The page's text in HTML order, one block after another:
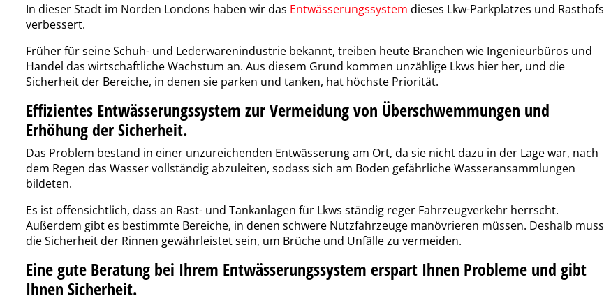
In dieser Stadt im Norden Londons haben wir das Entwässerungssystem dieses Lkw-Parkplatzes und Rasthofs
verbessert.
Früher für seine Schuh- und Lederwarenindustrie bekannt, treiben heute Branchen wie Ingenieurbüros und
Handel das wirtschaftliche Wachstum an. Aus diesem Grund kommen unzählige Lkws hier her, und die
Sicherheit der Bereiche, in denen sie parken und tanken, hat höchste Priorität.
Effizientes Entwässerungssystem zur Vermeidung von Überschwemmungen und
Erhöhung der Sicherheit.
Das Problem bestand in einer unzureichenden Entwässerung am Ort, da sie nicht dazu in der Lage war, nach
dem Regen das Wasser vollständig abzuleiten, sodass sich am Boden gefährliche Wasseransammlungen
bildeten.
Es ist offensichtlich, dass an Rast- und Tankanlagen für Lkws ständig reger Fahrzeugverkehr herrscht.
Außerdem gibt es bestimmte Bereiche, in denen schwere Nutzfahrzeuge manövrieren müssen. Deshalb muss
die Sicherheit der Rinnen gewährleistet sein, um Brüche und Unfälle zu vermeiden.
Eine gute Beratung bei Ihrem Entwässerungssystem erspart Ihnen Probleme und gibt
Ihnen Sicherheit.